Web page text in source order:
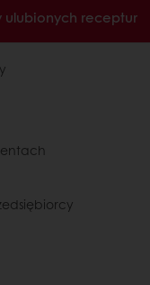
ulubionych receptur